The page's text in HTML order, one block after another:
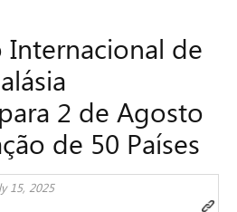
Internacional de
2 de Agosto
de 50 Países
15, 2025